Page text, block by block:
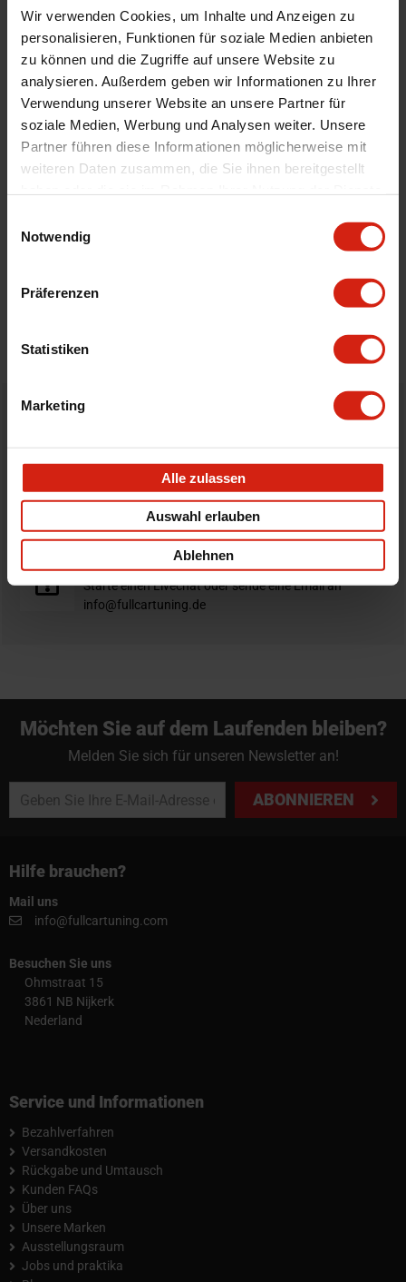
Wir verwenden Cookies, um Inhalte und Anzeigen zu
personalisieren, Funktionen für soziale Medien anbieten
zu können und die Zugriffe auf unsere Website zu
analysieren. Außerdem geben wir Informationen zu Ihrer
Verwendung unserer Website an unsere Partner für
soziale Medien, Werbung und Analysen weiter. Unsere
Partner führen diese Informationen möglicherweise mit
weiteren Daten zusammen, die Sie ihnen bereitgestellt
Notwendig
Präferenzen
Statistiken
Marketing
Alle zulassen
Auswahl erlauben
Ablehnen
Herstellercode
TM FI534V
Automarkenname
Fiat
Automodell Name
Punto
Material
Velour
Universal
Nein
Geeignet Für
Details
Bewertungen
Nicht zufrieden?
Du hast immer eine 14-tägige Rückgabefrist um deine
Bestellung zurück zu geben.
Professioneller Rat nötig?
Starte einen Livechat oder sende eine Email an
info@fullcartuning.de
Möchten Sie auf dem Laufenden bleiben?
Melden Sie sich für unseren Newsletter an!
ABONNIEREN
Hilfe brauchen?
Mail uns
info@fullcartuning.com
Besuchen Sie uns
Ohmstraat 15
3861 NB Nijkerk
Nederland
Service und Informationen
Bezahlverfahren
Versandkosten
Rückgabe und Umtausch
Kunden FAQs
Über uns
Unsere Marken
Ausstellungsraum
Jobs und praktika